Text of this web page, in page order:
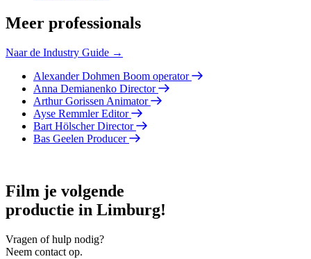
Meer professionals
Naar de Industry Guide →
Alexander Dohmen Boom operator
Anna Demianenko Director
Arthur Gorissen Animator
Ayse Remmler Editor
Bart Hölscher Director
Bas Geelen Producer
Film je volgende
productie in Limburg!
Vragen of hulp nodig?
Neem contact op.